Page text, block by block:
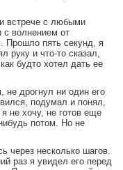
встрече с любыми
с волнением от
Прошло пять секунд, я
руку и что-то сказал,
будто хотел дать ее
дрогнул ни один его
подумал и понял,
не хочу, не готов еще
потом. Но не
через несколько шагов.
раз я увидел его перед